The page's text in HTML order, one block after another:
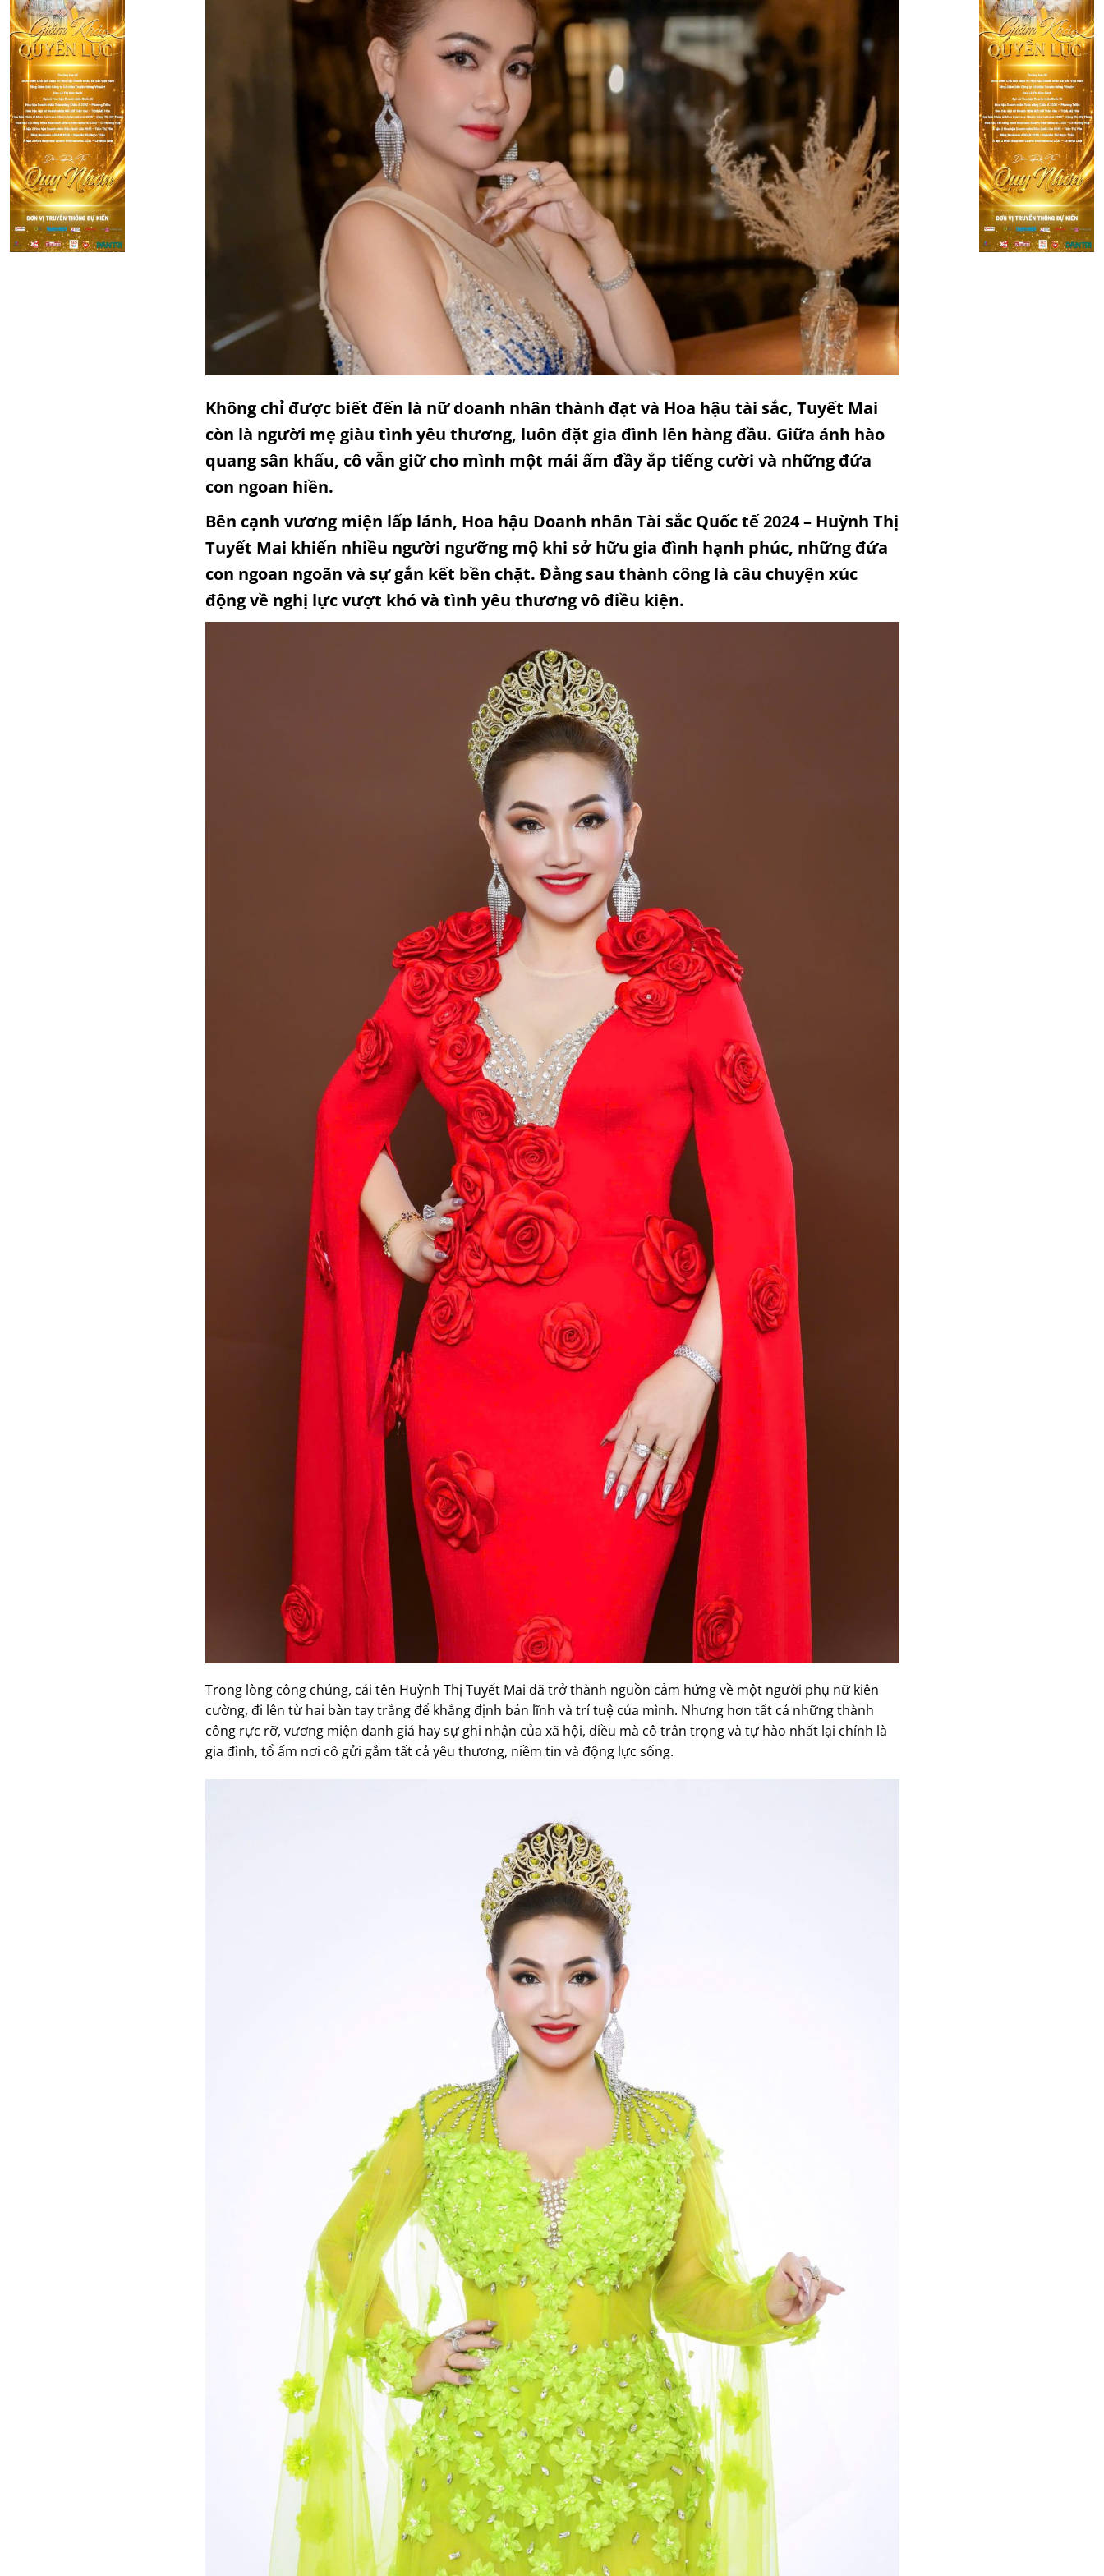
Không chỉ được biết đến là nữ doanh nhân thành đạt và Hoa hậu tài sắc, Tuyết Mai
còn là người mẹ giàu tình yêu thương, luôn đặt gia đình lên hàng đầu. Giữa ánh hào
quang sân khấu, cô vẫn giữ cho mình một mái ấm đầy ắp tiếng cười và những đứa
con ngoan hiền.
Bên cạnh vương miện lấp lánh, Hoa hậu Doanh nhân Tài sắc Quốc tế 2024 – Huỳnh Thị
Tuyết Mai khiến nhiều người ngưỡng mộ khi sở hữu gia đình hạnh phúc, những đứa
con ngoan ngoãn và sự gắn kết bền chặt. Đằng sau thành công là câu chuyện xúc
động về nghị lực vượt khó và tình yêu thương vô điều kiện.
Trong lòng công chúng, cái tên Huỳnh Thị Tuyết Mai đã trở thành nguồn cảm hứng về một người phụ nữ kiên
cường, đi lên từ hai bàn tay trắng để khẳng định bản lĩnh và trí tuệ của mình. Nhưng hơn tất cả những thành
công rực rỡ, vương miện danh giá hay sự ghi nhận của xã hội, điều mà cô trân trọng và tự hào nhất lại chính là
gia đình, tổ ấm nơi cô gửi gắm tất cả yêu thương, niềm tin và động lực sống.